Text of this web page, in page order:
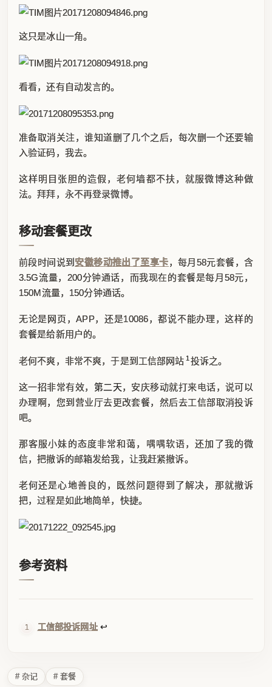
这只是冰山一角。
看看，还有自动发言的。
准备取消关注，谁知道删了几个之后，每次删一个还要输
入验证码，我去。
这样明目张胆的造假，老何墙都不扶，就服微博这种做
法。拜拜，永不再登录微博。
移动套餐更改
前段时间说到 安徽移动推出了至享卡，每月58元套餐，含
3.5G流量，200分钟通话，而我现在的套餐是每月58元，
150M流量，150分钟通话。
无论是网页，APP，还是10086，都说不能办理，这样的
套餐是给新用户的。
老何不爽，非常不爽，于是到工信部网站 1 投诉之。
这一招非常有效， 第二天，安庆移动就打来电话，说可以
办理啊，您到营业厅去更改套餐，然后去工信部取消投诉
吧。
那客服小妹的态度非常和蔼，喁喁软语，还加了我的微
信，把撤诉的邮箱发给我，让我赶紧撤诉。
老何还是心地善良的，既然问题得到了解决，那就撤诉
把，过程是如此地简单，快捷。
参考资料
工信部投诉网址 ↩
# 杂记 # 套餐